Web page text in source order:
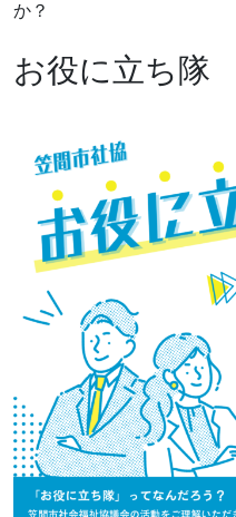
か？
お役に立ち隊